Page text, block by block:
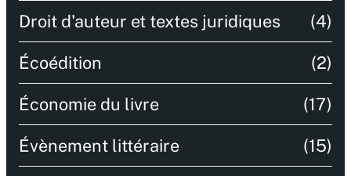
Droit d'auteur et textes juridiques (4)
Écoédition (2)
Économie du livre (17)
Évènement littéraire (15)